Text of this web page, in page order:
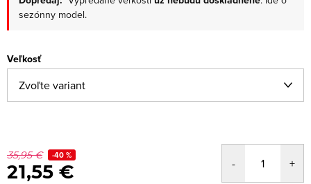
sezónny model.
Veľkosť
35,95 € -40 %
21,55 €